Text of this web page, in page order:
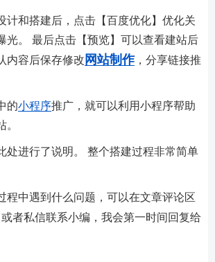
计和搭建后，点击【百度优化】优化关
光。 最后点击【预览】可以查看建站后
内容后保存修改 网站制作，分享链接推
的小程序推广，就可以利用小程序帮助
。
处进行了说明。 整个搭建过程非常简单
程中遇到什么问题，可以在文章评论区
者私信联系小编，我会第一时间回复给